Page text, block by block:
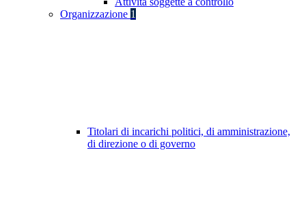
Organizzazione 1
Titolari di incarichi politici, di amministrazione,
di direzione o di governo